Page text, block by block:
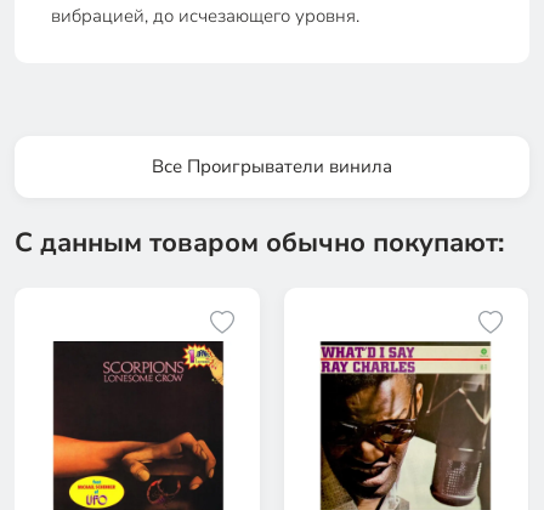
вибрацией, до исчезающего уровня.
Все Проигрыватели винила
С данным товаром обычно покупают: